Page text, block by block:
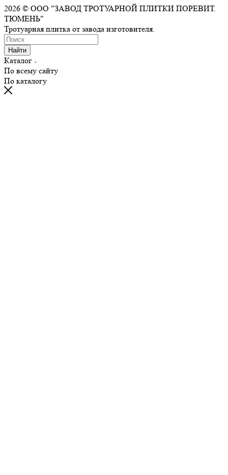
2026 © ООО "ЗАВОД ТРОТУАРНОЙ ПЛИТКИ ПОРЕВИТ.
ТЮМЕНЬ"
Тротуарная плитка от завода изготовителя.
Найти
Каталог
По всему сайту
По каталогу